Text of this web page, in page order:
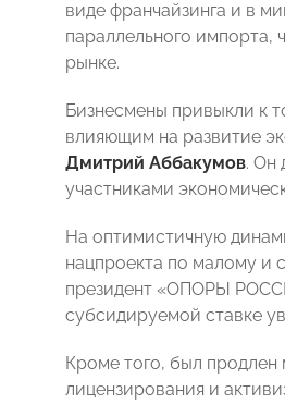
виде франчайзинга и в
параллельного импорта,
рынке.
Бизнесмены привыкли к
влияющим на развитие
Дмитрий Аббакумов. Он
участниками
На оптимистичную
нацпроекта по малому и
президент «ОПОРЫ
субсидируемой ставке
Кроме того, был
лицензирования и